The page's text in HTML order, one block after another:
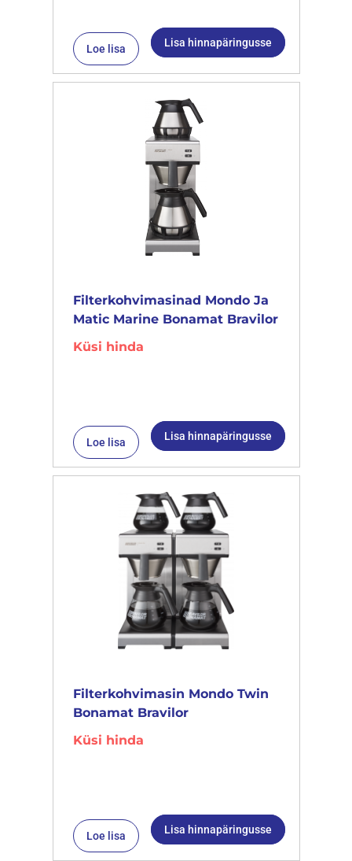
Loe lisa Lisa hinnapäringusse
Filterkohvimasinad Mondo Ja
Matic Marine Bonamat Bravilor
Küsi hinda
Loe lisa Lisa hinnapäringusse
Filterkohvimasin Mondo Twin
Bonamat Bravilor
Küsi hinda
Loe lisa Lisa hinnapäringusse